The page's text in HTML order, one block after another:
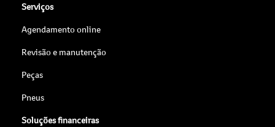
Serviços
Agendamento online
Revisão e manutenção
Peças
Pneus
Soluções financeiras